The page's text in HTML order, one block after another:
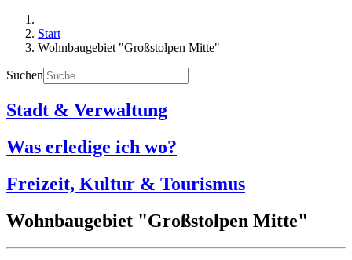
Start
Wohnbaugebiet "Großstolpen Mitte"
Suchen
Stadt & Verwaltung
Was erledige ich wo?
Freizeit, Kultur & Tourismus
Wohnbaugebiet "Großstolpen Mitte"